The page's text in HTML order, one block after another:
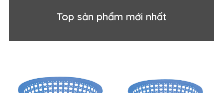
Top sản phẩm mới nhất